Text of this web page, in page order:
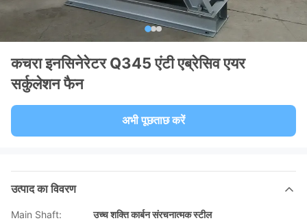
कचरा इनसिनेरेटर Q345 एंटी एब्रेसिव एयर
सर्कुलेशन फैन
अभी पूछताछ करें
उत्पाद का विवरण
Main Shaft:
उच्च शक्ति कार्बन संरचनात्मक स्टील